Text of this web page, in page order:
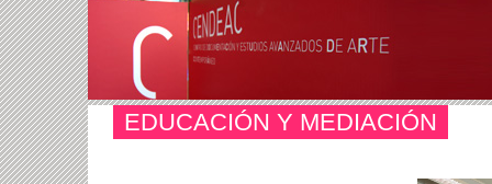
EDUCACIÓN Y MEDIACIÓN